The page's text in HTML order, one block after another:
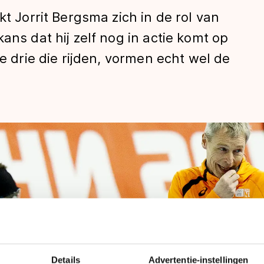
Details Advertentie-instellingen
Jorrit Bergsma zich in de rol van
dat hij zelf nog in actie komt op
drie die rijden, vormen echt wel de